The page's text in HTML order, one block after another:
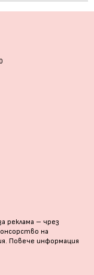
реклама – чрез
на
Повече информация